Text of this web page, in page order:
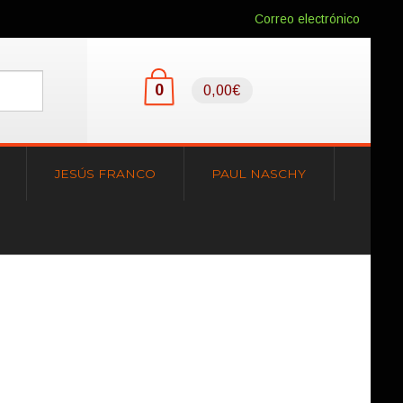
Correo electrónico
0 0,00€
JESÚS FRANCO PAUL NASCHY